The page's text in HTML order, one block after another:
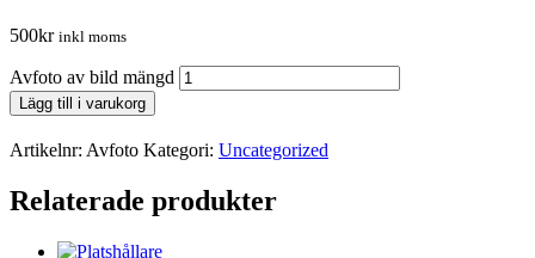
500kr inkl moms
Avfoto av bild mängd
Lägg till i varukorg
Artikelnr: Avfoto Kategori: Uncategorized
Relaterade produkter